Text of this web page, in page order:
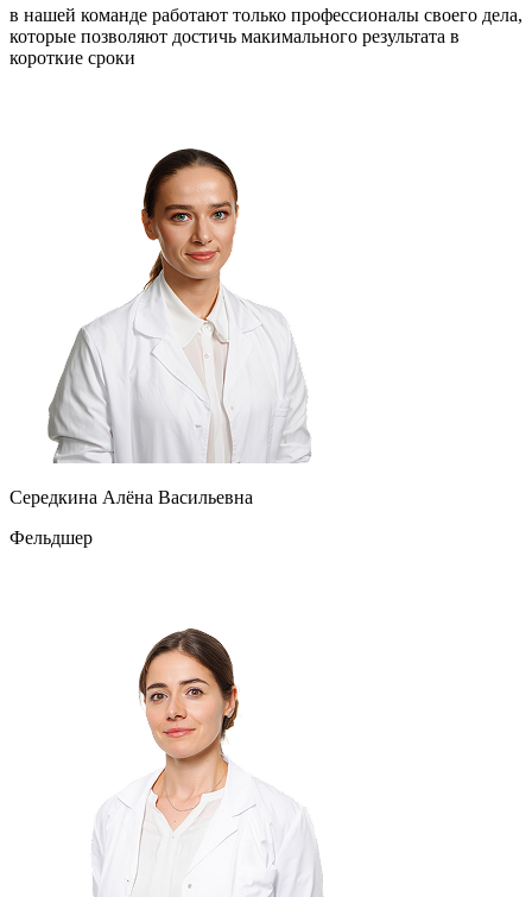
в нашей команде работают только профессионалы своего дела,
которые позволяют достичь макимального результата в
короткие сроки
Середкина Алёна Васильевна
Фельдшер